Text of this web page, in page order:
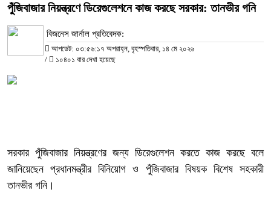
পুঁজিবাজার নিয়ন্ত্রণে ডিরেগুলেশনে কাজ করছে সরকার: তানভীর গনি
বিজনেস জার্নাল প্রতিবেদক:
আপডেট: ০৩:৫৬:১৭ অপরাহ্ন, বৃহস্পতিবার, ১৪ মে ২০২৬
/
১০৪০১ বার দেখা হয়েছে
সরকার পুঁজিবাজার নিয়ন্ত্রণের জন্য ডিরেগুলেশন করতে কাজ করছে বলে
জানিয়েছেন প্রধানমন্ত্রীর বিনিয়োগ ও পুঁজিবাজার বিষয়ক বিশেষ সহকারী
তানভীর গনি।